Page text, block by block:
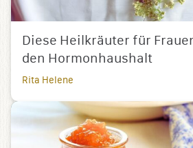
Diese Heilkräuter für
den Hormonhaushalt
Rita Helene